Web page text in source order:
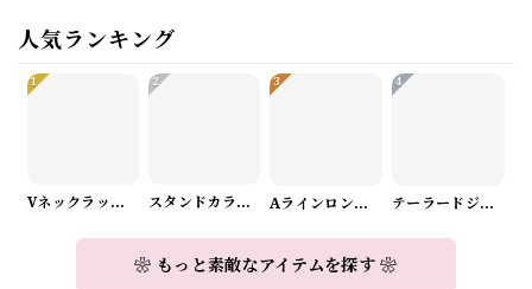
人気ランキング
1
Vネックラップデザインニット（3color） A1008
2
スタンドカラーロングスリーブリボンブラウス（3color） A1126
3
Aラインロングワンピース（2color） A0908
4
テーラードジャケット＆ワイドパンツスーツwithスカーフ A0987
❀ もっと素敵なアイテムを探す ❀